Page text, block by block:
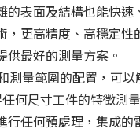
表面及結構也能快速
更高精度、高穩定性
最好的測量方案。
量範圍的配置，可以
何尺寸工件的特徵測
任何預處理，集成的